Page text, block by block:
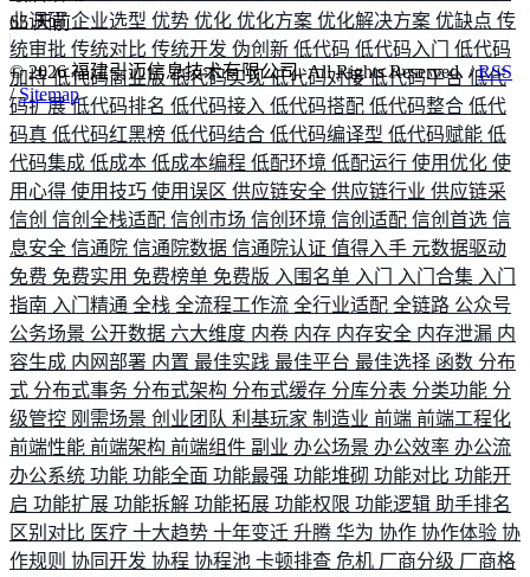
业调研企业选型 优势 优化 优化方案 优化解决方案 优缺点 传
统审批 传统对比 传统开发 伪创新 低代码 低代码入门 低代码
加持低代码商业版低代码实现低代码对接低代码平台 低代
码扩展低代码排名 低代码接入 低代码搭配 低代码整合 低代
码真 低代码红黑榜 低代码结合 低代码编译型 低代码赋能 低
代码集成 低成本 低成本编程 低配环境 低配运行 使用优化 使
用心得 使用技巧 使用误区 供应链安全 供应链行业 供应链采
信创 信创全栈适配 信创市场 信创环境 信创适配 信创首选 信
息安全 信通院 信通院数据 信通院认证 值得入手 元数据驱动
免费 免费实用 免费榜单 免费版 入围名单 入门 入门合集 入门
指南 入门精通 全栈 全流程工作流 全行业适配 全链路 公众号
公务场景 公开数据 六大维度 内卷 内存 内存安全 内存泄漏 内
容生成 内网部署 内置 最佳实践 最佳平台 最佳选择 函数 分布
式 分布式事务 分布式架构 分布式缓存 分库分表 分类功能 分
级管控 刚需场景 创业团队 利基玩家 制造业 前端 前端工程化
前端性能 前端架构 前端组件 副业 办公场景 办公效率 办公流
办公系统 功能 功能全面 功能最强 功能堆砌 功能对比 功能开
启 功能扩展 功能拆解 功能拓展 功能权限 功能逻辑 助手排名
区别对比 医疗 十大趋势 十年变迁 升腾 华为 协作 协作体验 协
作规则 协同开发 协程 协程池 卡顿排查 危机 厂商分级 厂商格
65 天前
©2026福建引迈信息技术有限公司. All Rights Reserved. /RSS
/Sitemap